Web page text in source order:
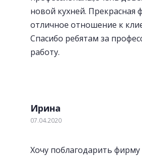
новой кухней. Прекрасная
отличное отношение к
Спасибо ребятам за
работу.
Ирина
07.04.2020
Хочу поблагодарить фирму